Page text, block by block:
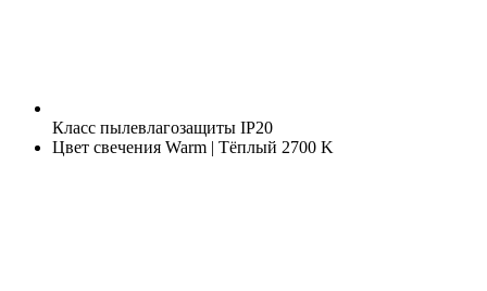
Класс пылевлагозащиты IP20
Цвет свечения Warm | Тёплый 2700 K